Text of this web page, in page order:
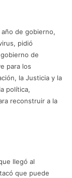
de gobierno,
pidió
de
para los
la Justicia y la
política,
reconstruir a la
llegó al
que puede